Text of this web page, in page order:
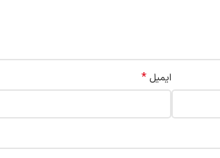
ایمیل *